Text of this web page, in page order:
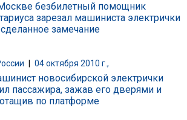
безбилетный помощник
зарезал машиниста электрички
замечание
04 октября 2010 г.,
новосибирской электрички
пассажира, зажав его дверями и
по платформе